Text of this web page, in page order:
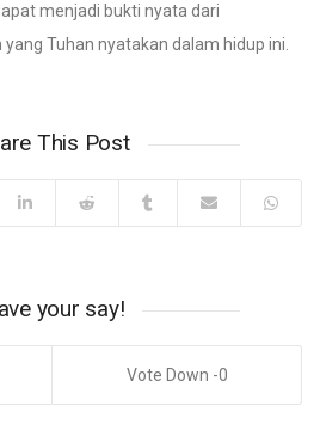
menjadi bukti nyata dari
Tuhan nyatakan dalam hidup ini.
This Post
your say!
0